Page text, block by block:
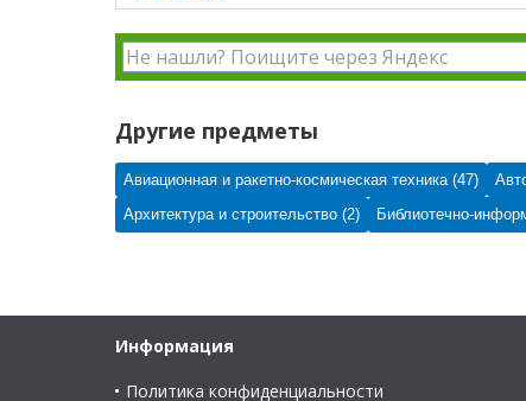
Другие предметы
Авиационная и ракетно-космическая техника (47)
Архитектура и строительство (2)
Библиотечно-
Информация
Политика конфиденциальности